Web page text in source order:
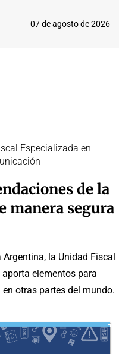
07 de agosto de 2026
Especializada en
de la
manera segura
la Unidad Fiscal
elementos para
otras partes del mundo.